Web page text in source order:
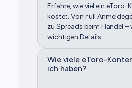
Erfahre, wie viel ein eToro-
kostet. Von null
zu Spreads beim Handel –
wichtigen Details.
Wie viele eToro-
ich haben?